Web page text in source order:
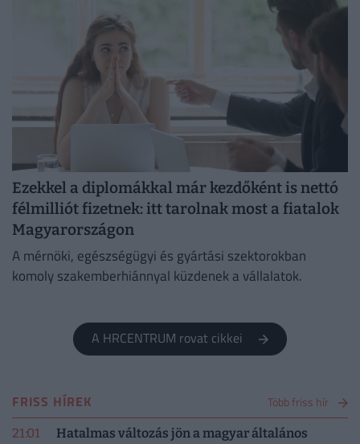
Ezekkel a diplomákkal már kezdőként is nettó
félmilliót fizetnek: itt tarolnak most a fiatalok
Magyarországon
A mérnöki, egészségügyi és gyártási szektorokban
komoly szakemberhiánnyal küzdenek a vállalatok.
A HRCENTRUM rovat cikkei
FRISS HÍREK Több friss hír
21:01
Hatalmas változás jön a magyar általános